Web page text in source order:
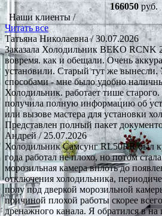
166050руб.
Наши клиенты /
Читать все
Татьяна Николаевна/ 30.07.2026
Заказала Холодильник BEKO RCNK
вовремя. как и обещали. Очень
установили. Старый тут же
способами - мне было удобно
Холодильник. работает тише
получила полную информацию об
или вызове мастера для установки
Представлен полный пакет
Андрей/ 25.07.2026
Холодильник Самсунг RL50RR был
года работал не плохо, но потом
морозильная камера вплоть до
отключения холодильника,
полу под дверкой морозильной
причиной плохой работы скорее всего
дренажного канала. Я обратился в